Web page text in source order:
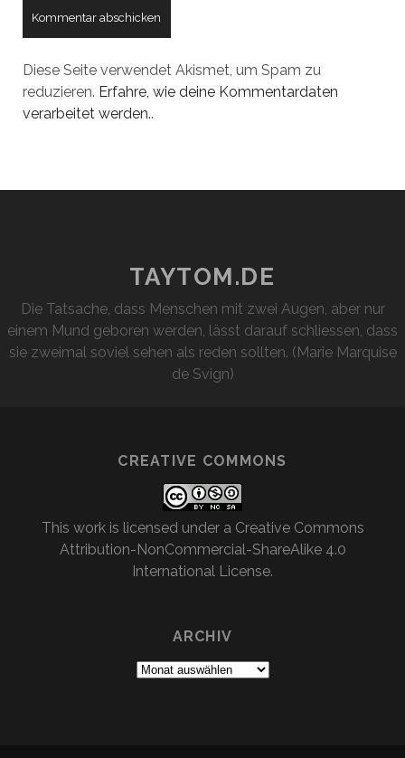
Diese Seite verwendet Akismet, um Spam zu
reduzieren. Erfahre, wie deine Kommentardaten
verarbeitet werden..
TAYTOM.DE
Die Tatsache, dass Menschen mit zwei Augen, aber nur
einem Mund geboren werden, lässt darauf schliessen, dass
sie zweimal soviel sehen als reden sollten. (Marie Marquise
de Svign)
CREATIVE COMMONS
This work is licensed under a Creative Commons
Attribution-NonCommercial-ShareAlike 4.0
International License.
ARCHIV
Archiv